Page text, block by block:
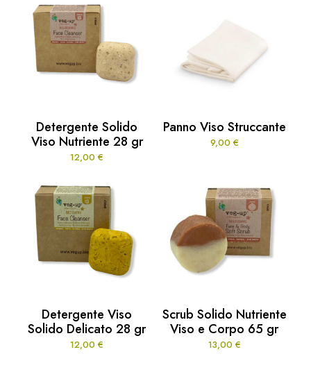
Detergente Solido
Viso Nutriente 28 gr
12,00 €
Panno Viso Struccante
9,00 €
Detergente Viso
Solido Delicato 28 gr
12,00 €
Scrub Solido Nutriente
Viso e Corpo 65 gr
13,00 €